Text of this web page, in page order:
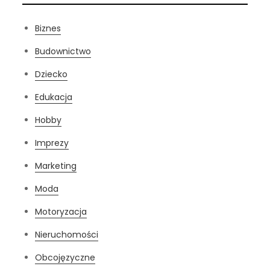
Biznes
Budownictwo
Dziecko
Edukacja
Hobby
Imprezy
Marketing
Moda
Motoryzacja
Nieruchomości
Obcojęzyczne